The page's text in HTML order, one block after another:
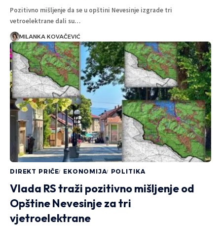
Pozitivno mišljenje da se u opštini Nevesinje izgrade tri
vetroelektrane dali su…
MILANKA KOVAČEVIĆ
DIREKT PRIČE EKONOMIJA POLITIKA
Vlada RS traži pozitivno mišljenje od
Opštine Nevesinje za tri
vjetroelektrane